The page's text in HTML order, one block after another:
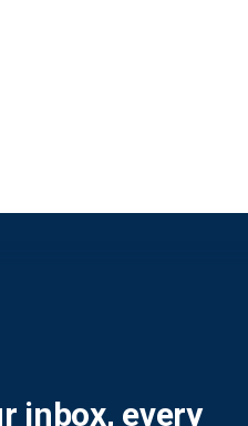
inbox, every